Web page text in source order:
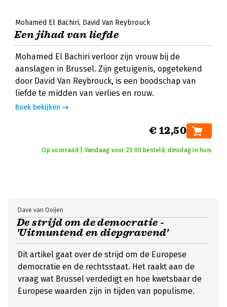
Mohamed El Bachiri David Van Reybrouck
Een jihad van liefde
Mohamed El Bachiri verloor zijn vrouw bij de
aanslagen in Brussel. Zijn getuigenis, opgetekend
door David Van Reybrouck, is een boodschap van
liefde te midden van verlies en rouw.
Boek bekijken
€ 12,50
Op voorraad | Vandaag voor 23:00 besteld, dinsdag in huis
De strijd om de democratie -
'Uitmuntend en diepgravend'
Dave van Ooijen
Dit artikel gaat over de strijd om de Europese
democratie en de rechtsstaat. Het raakt aan de
vraag wat Brussel verdedigt en hoe kwetsbaar de
Europese waarden zijn in tijden van populisme.